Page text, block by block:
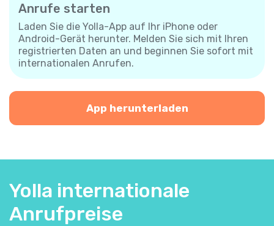
Anrufe starten
Laden Sie die Yolla-App auf Ihr iPhone oder
Android-Gerät herunter. Melden Sie sich mit Ihren
registrierten Daten an und beginnen Sie sofort mit
internationalen Anrufen.
App herunterladen
Yolla internationale
Anrufpreise